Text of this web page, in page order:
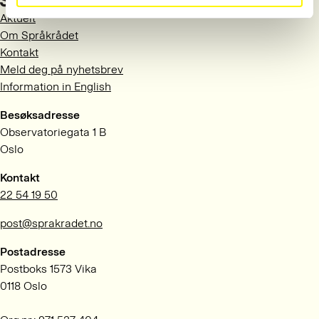
Aktuelt
Om Språkrådet
Kontakt
Meld deg på nyhetsbrev
Information in English
Besøksadresse
Observatoriegata 1 B
Oslo
Kontakt
22 54 19 50
post@sprakradet.no
Postadresse
Postboks 1573 Vika
0118 Oslo